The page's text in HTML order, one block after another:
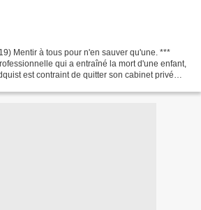
Mentir à tous pour n'en sauver qu'une. ***
qui a entraîné la mort d'une enfant,
est contraint de quitter son cabinet privé